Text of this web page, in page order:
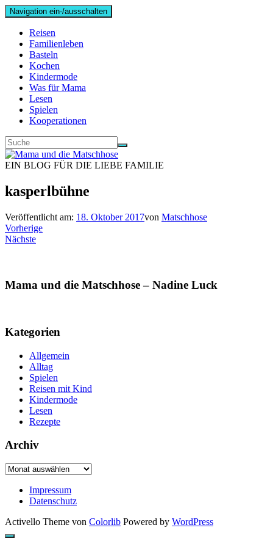
Navigation ein-/ausschalten
Reisen
Familienleben
Basteln
Kochen
Kindermode
Was für Mama
Lesen
Spielen
Kooperationen
EIN BLOG FÜR DIE LIEBE FAMILIE
kasperlbühne
Veröffentlicht am: 18. Oktober 2017von Matschhose
Vorherige
Nächste
Mama und die Matschhose – Nadine Luck
Kategorien
Allgemein
Alltag
Spielen
Reisen mit Kind
Kindermode
Lesen
Rezepte
Archiv
Archiv
Impressum
Datenschutz
Activello Theme von Colorlib Powered by WordPress